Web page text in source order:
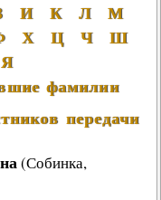
И К Л
М
Х Ц Ч
Ш
Я
фамилии
передачи
(Собинка,